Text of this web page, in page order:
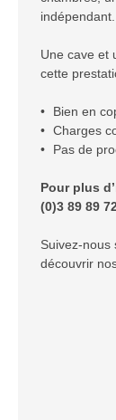
indépendant.
Une cave et
cette
Bien en
Charges
Pas de
Pour plus
(0)3 89 89
Suivez-nous
découvrir